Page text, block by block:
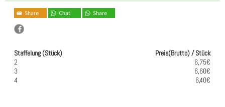
Staffelung (Stück)
Preis(Brutto) / Stück
2
6,75€
3
6,60€
4
6,40€